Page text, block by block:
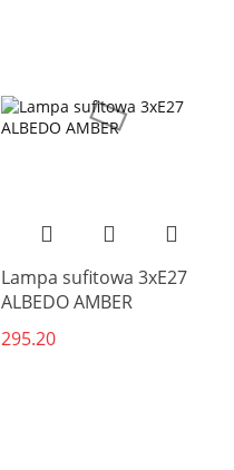
Lampa sufitowa 3xE27
ALBEDO AMBER
295.20